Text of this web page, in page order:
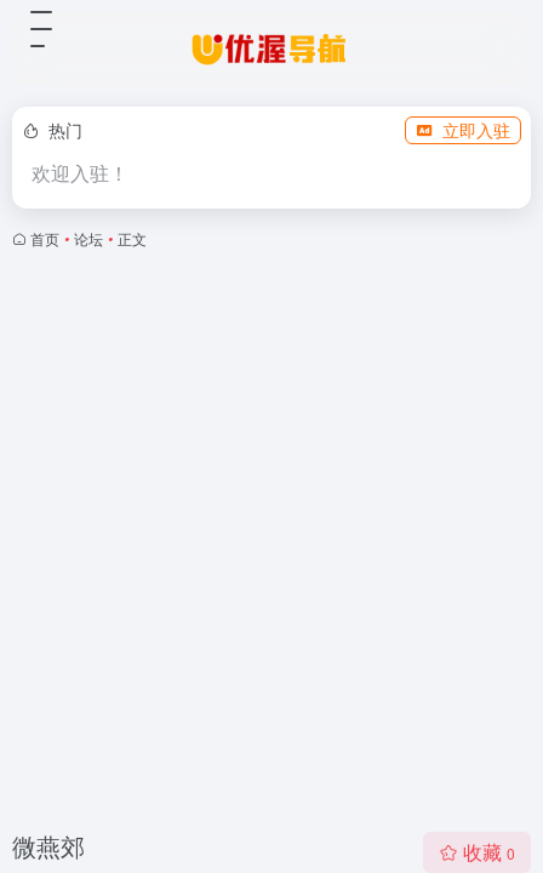
热门 立即入驻
欢迎入驻！
首页 • 论坛 • 正文
微燕郊 收藏 0